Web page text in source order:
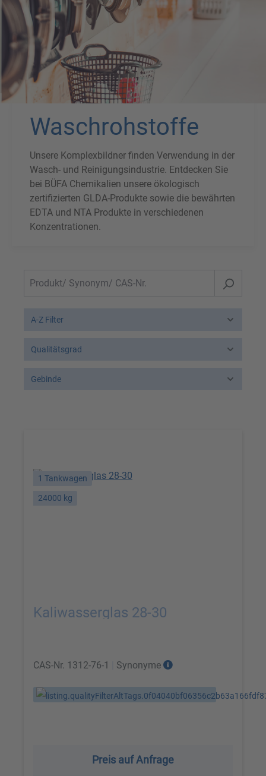
Waschrohstoffe
Unsere Komplexbildner finden Verwendung in der
Wasch- und Reinigungsindustrie. Entdecken Sie
bei BÜFA Chemikalien unsere ökologisch
zertifizierten GLDA-Produkte sowie die bewährten
EDTA und NTA Produkte in verschiedenen
Konzentrationen.
A-Z Filter
Qualitätsgrad
Gebinde
1 Tankwagen
24000 kg
Kaliwasserglas 28-30
CAS-Nr. 1312-76-1 Synonyme
Preis auf Anfrage